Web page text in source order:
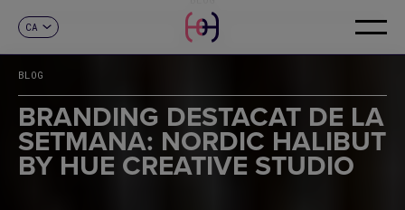
CA
FR
DE
IT
PT
CONTACTE
BLOG
BRANDING DESTACAT DE LA
SETMANA: NORDIC HALIBUT
BY HUE CREATIVE STUDIO